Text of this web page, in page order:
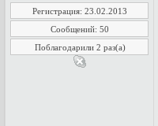
Регистрация: 23.02.2013
Сообщений: 50
Поблагодарили 2 раз(а)